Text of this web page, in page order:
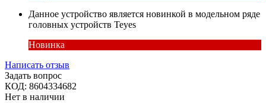
Данное устройство является новинкой в модельном ряде
головных устройств Teyes
Новинка
Написать отзыв
Задать вопрос
КОД: 8604334682
Нет в наличии